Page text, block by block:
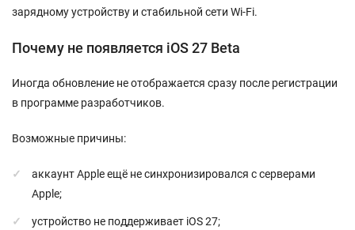
зарядному устройству и стабильной сети Wi-Fi.
Почему не появляется iOS 27 Beta
Иногда обновление не отображается сразу после регистрации
в программе разработчиков.
Возможные причины:
аккаунт Apple ещё не синхронизировался с серверами
Apple;
устройство не поддерживает iOS 27;